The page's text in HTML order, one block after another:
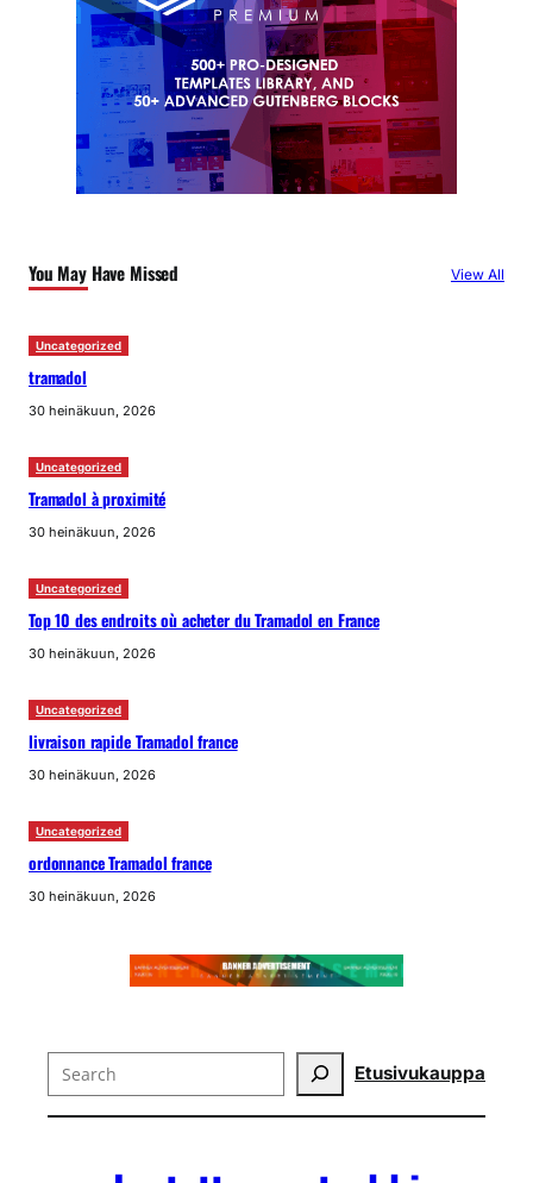
You May Have Missed View All
Uncategorized
tramadol
30 heinäkuun, 2026
Uncategorized
Tramadol à proximité
30 heinäkuun, 2026
Uncategorized
Top 10 des endroits où acheter du Tramadol en France
30 heinäkuun, 2026
Uncategorized
livraison rapide Tramadol france
30 heinäkuun, 2026
Uncategorized
ordonnance Tramadol france
30 heinäkuun, 2026
Search Etusivukauppa